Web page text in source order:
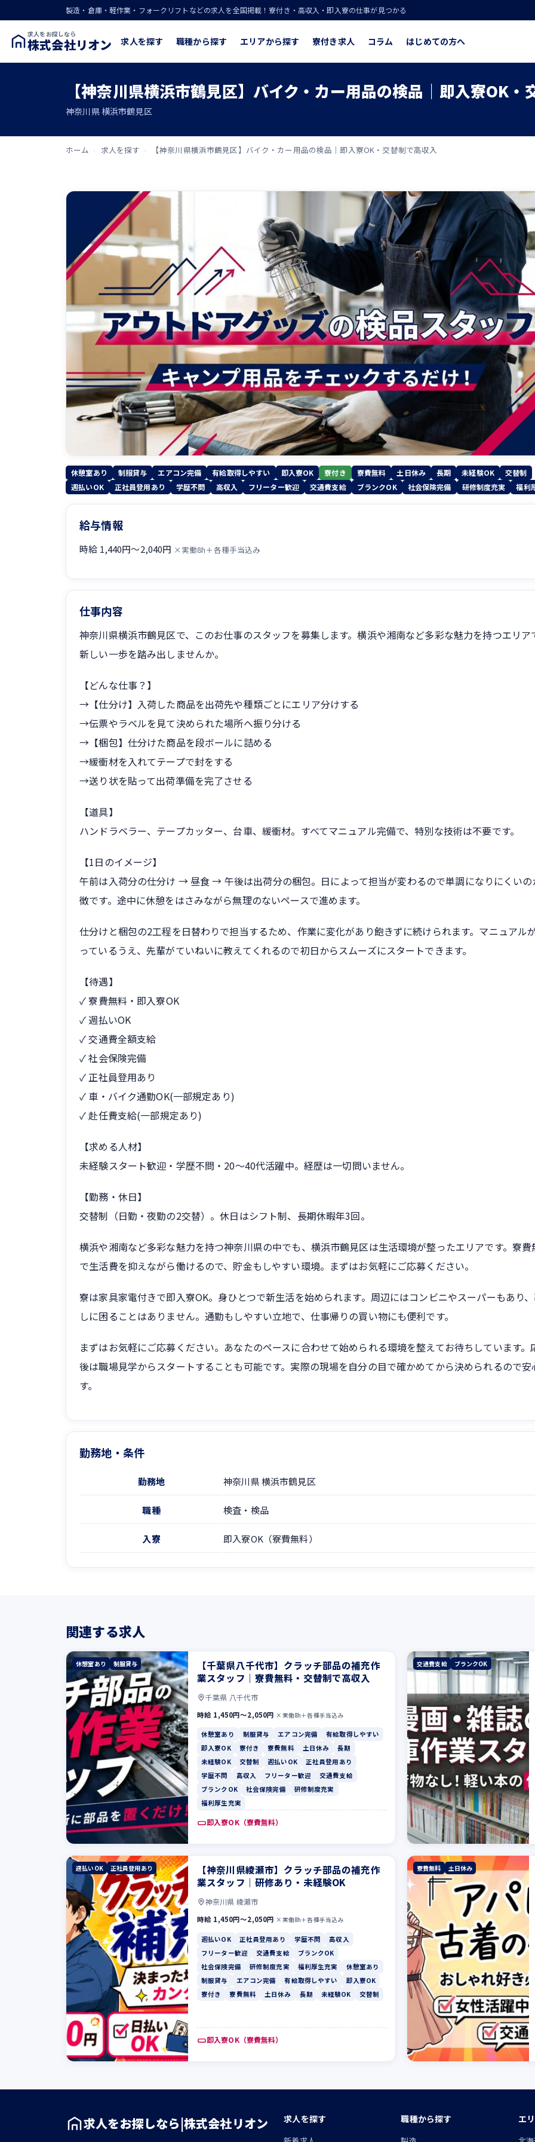
製造・倉庫・軽作業・フォークリフトなどの求人を全国掲載！寮付き・高収入・即入寮の仕事が見つかる
求人をお探しなら
株式会社リオン 求人を探す 職種から探す エリアから探す 寮付き求人 コラム はじめての方へ
【神奈川県横浜市鶴見区】バイク・カー用品の検品｜即入寮OK・
神奈川県 横浜市鶴見区
ホーム › 求人を探す › 【神奈川県横浜市鶴見区】バイク・カー用品の検品｜即入寮OK・交替制で高収入
休憩室あり 制服貸与 エアコン完備 有給取得しやすい 即入寮OK 寮付き 寮費無料 土日休み 長期 未経験OK
交替制
週払いOK
正社員登用あり 学歴不問 高収入 フリーター歓迎 交通費支給 ブランクOK 社会保険完備 研修制度充実 福利
給与情報
時給 1,440円〜2,040円 ×実働8h＋各種手当込み
仕事内容
神奈川県横浜市鶴見区で、このお仕事のスタッフを募集します。横浜や湘南など多彩な魅力を持つエリア
新しい一歩を踏み出しませんか。
【どんな仕事？】
→【仕分け】入荷した商品を出荷先や種類ごとにエリア分けする
→伝票やラベルを見て決められた場所へ振り分ける
→【梱包】仕分けた商品を段ボールに詰める
→緩衝材を入れてテープで封をする
→送り状を貼って出荷準備を完了させる
【道具】
ハンドラベラー、テープカッター、台車、緩衝材。すべてマニュアル完備で、特別な技術は不要です。
【1日のイメージ】
午前は入荷分の仕分け → 昼食 → 午後は出荷分の梱包。日によって担当が変わるので単調になりにくいの
徴です。途中に休憩をはさみながら無理のないペースで進めます。
仕分けと梱包の2工程を日替わりで担当するため、作業に変化があり飽きずに続けられます。マニュアル
っているうえ、先輩がていねいに教えてくれるので初日からスムーズにスタートできます。
【待遇】
✓ 寮費無料・即入寮OK
✓ 週払いOK
✓ 交通費全額支給
✓ 社会保険完備
✓ 正社員登用あり
✓ 車・バイク通勤OK(一部規定あり)
✓ 赴任費支給(一部規定あり)
【求める人材】
未経験スタート歓迎・学歴不問・20〜40代活躍中。経歴は一切問いません。
【勤務・休日】
交替制（日勤・夜勤の2交替）。休日はシフト制、長期休暇年3回。
横浜や湘南など多彩な魅力を持つ神奈川県の中でも、横浜市鶴見区は生活環境が整ったエリアです。寮費
で生活費を抑えながら働けるので、貯金もしやすい環境。まずはお気軽にご応募ください。
寮は家具家電付きで即入寮OK。身ひとつで新生活を始められます。周辺にはコンビニやスーパーもあり
しに困ることはありません。通勤もしやすい立地で、仕事帰りの買い物にも便利です。
まずはお気軽にご応募ください。あなたのペースに合わせて始められる環境を整えてお待ちしています。
後は職場見学からスタートすることも可能です。実際の現場を自分の目で確かめてから決められるので安
す。
勤務地・条件
勤務地 神奈川県 横浜市鶴見区
職種 検査・検品
入寮 即入寮OK（寮費無料）
関連する求人
休憩室あり 制服貸与
【千葉県八千代市】クラッチ部品の補充作
業スタッフ｜寮費無料・交替制で高収入
千葉県 八千代市
時給 1,450円〜2,050円 ×実働8h＋各種手当込み
休憩室あり 制服貸与 エアコン完備
有給取得しやすい
即入寮OK
寮付き 寮費無料 土日休み
長期
未経験OK
交替制 週払いOK
正社員登用あり
学歴不問
高収入 フリーター歓迎
交通費支給
ブランクOK
社会保険完備
研修制度充実
福利厚生充実
即入寮OK（寮費無料）
交通費支給 ブランクOK
週払いOK 正社員登用あり
【神奈川県綾瀬市】クラッチ部品の補充作
業スタッフ｜研修あり・未経験OK
神奈川県 綾瀬市
時給 1,450円〜2,050円 ×実働8h＋各種手当込み
週払いOK 正社員登用あり 学歴不問
高収入
フリーター歓迎
交通費支給
ブランクOK
社会保険完備
研修制度充実 福利厚生充実
休憩室あり
制服貸与
エアコン完備 有給取得しやすい
即入寮OK
寮付き
寮費無料 土日休み 長期 未経験OK 交替制
即入寮OK（寮費無料）
寮費無料 土日休み
求人をお探しなら|株式会社リオン 求人を探す 職種から探す エ